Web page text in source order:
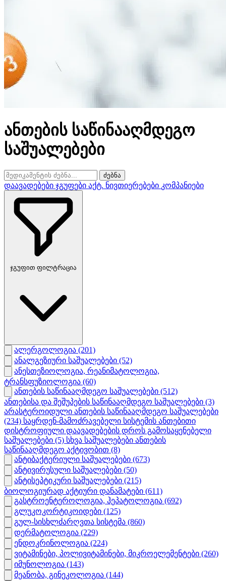
ანთების საწინააღმდეგო
საშუალებები
ძებნა
დაავადებები ჯგუფები აქტ. ნივთიერებები კომპანიები
ჯგუფით ფილტრაცია
ალერგოლოგია (201)
ანალგეზიური საშუალებები (52)
ანესთეზიოლოგია, რეანიმატოლოგია,
ტრანსფუზიოლოგია (60)
ანთების საწინააღმდეგო საშუალებები (512)
ანთებისა და შეშუპების საწინააღმდეგო საშუალებები (3)
არასტეროიდული ანთების საწინააღმდეგო საშუალებები
(234) საყრდენ-მამოძრავებელი სისტემის ანთებითი
დისტროფიული დაავადებების დროს გამოსაყენებელი
საშუალებები (5) სხვა საშუალებები ანთების
საწინააღმდეგო აქტივობით (8)
ანტიბაქტერიული საშუალებები (673)
ანტივირუსული საშუალებები (50)
ანტისეპტიკური საშუალებები (215)
ბიოლოგიურად აქტიური დანამატები (611)
გასტროენტეროლოგია, ჰეპატოლოგია (692)
გლუკოკორტიკოიდები (125)
გულ-სისხლძარღვთა სისტემა (860)
დერმატოლოგია (229)
ენდოკრინოლოგია (224)
ვიტამინები, პოლივიტამინები, მიკროელემენტები (260)
იმუნოლოგია (143)
მეანობა, გინეკოლოგია (144)